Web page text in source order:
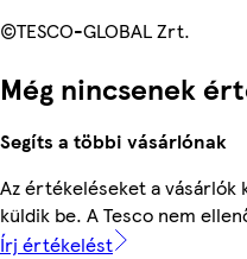
©TESCO-GLOBAL Zrt.
Még nincsenek
Segíts a többi vásárlónak
Az értékeléseket a vásárlók
küldik be. A Tesco nem
Írj értékelést